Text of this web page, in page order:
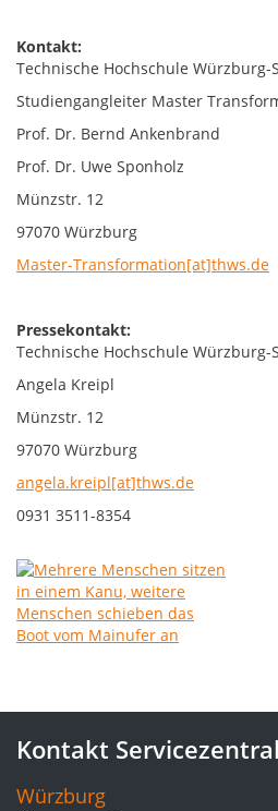
Kontakt:
Technische Hochschule
Studiengangleiter Master
Prof. Dr. Bernd Ankenbrand
Prof. Dr. Uwe Sponholz
Münzstr. 12
97070 Würzburg
Master-Transformation[at]thws.de
Pressekontakt:
Technische Hochschule
Angela Kreipl
Münzstr. 12
97070 Würzburg
angela.kreipl[at]thws.de
0931 3511-8354
Kontakt
Würzburg